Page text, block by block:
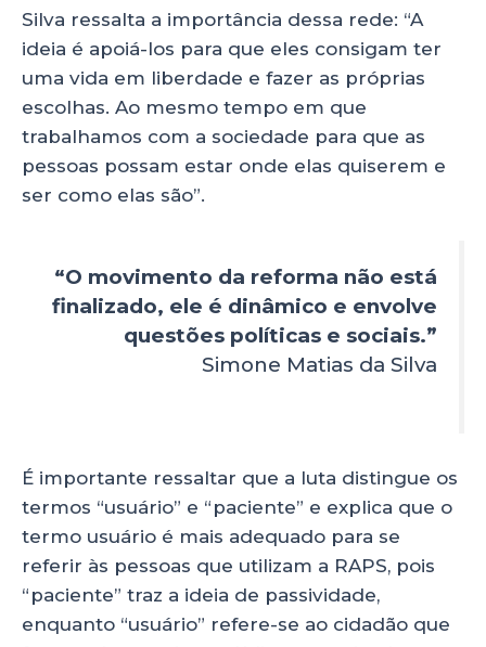
Silva ressalta a importância dessa rede: “A
ideia é apoiá-los para que eles consigam ter
uma vida em liberdade e fazer as próprias
escolhas. Ao mesmo tempo em que
trabalhamos com a sociedade para que as
pessoas possam estar onde elas quiserem e
ser como elas são”.
“O movimento da reforma não está
finalizado, ele é dinâmico e envolve
questões políticas e sociais.”
Simone Matias da Silva
É importante ressaltar que a luta distingue os
termos “usuário” e “paciente” e explica que o
termo usuário é mais adequado para se
referir às pessoas que utilizam a RAPS, pois
“paciente” traz a ideia de passividade,
enquanto “usuário” refere-se ao cidadão que